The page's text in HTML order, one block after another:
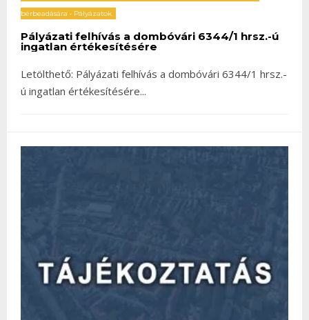
bérbeadására • Pályázatok
Pályázati felhívás a dombóvári 6344/1 hrsz.-ú
ingatlan értékesítésére
Letölthető: Pályázati felhívás a dombóvári 6344/1 hrsz.-
ú ingatlan értékesítésére...